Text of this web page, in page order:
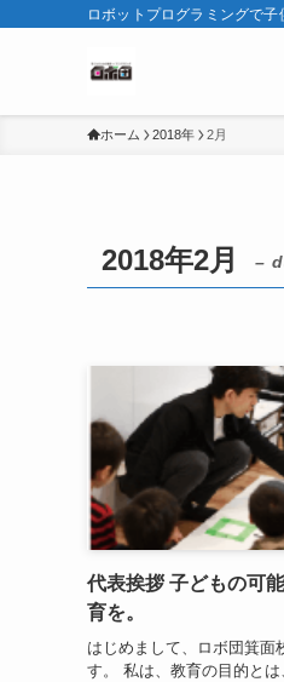
ロボットプログラミングで
ホーム 2018年 2月
2018年2月 –
代表挨拶 子どもの可
育を。
はじめまして、ロボ団箕面
す。 私は、教育の目的と